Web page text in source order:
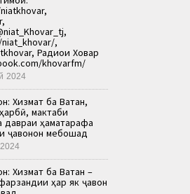
,
Радиои Ховар
khovarfm/
2024
Хизмат ба Ватан,
мактаби
давраи ҳаматарафа
ҷавонон мебошад
Хизмат ба Ватан –
ҳар як ҷавон